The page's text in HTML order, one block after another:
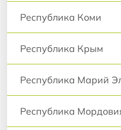
Республика Коми
Республика Крым
Республика Марий
Республика